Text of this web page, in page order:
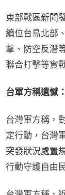
東部戰區新聞
續位台島北部
擊、防空反潛
聯合打擊等實
台軍方稱遺憾
台灣軍方稱，
定行動，台灣
突發狀況處置
行動守護自由